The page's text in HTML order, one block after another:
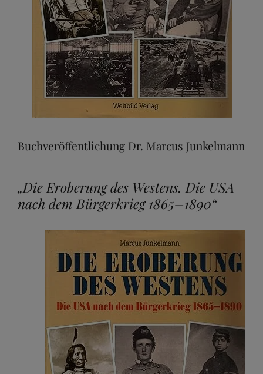
Buchveröffentlichung Dr. Marcus Junkelmann
„Die Eroberung des Westens. Die USA
nach dem Bürgerkrieg 1865–1890“